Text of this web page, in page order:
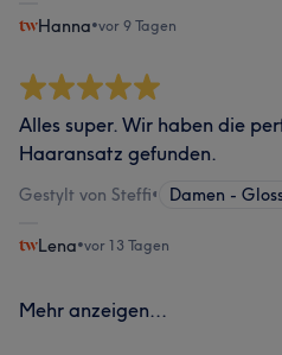
Hanna•vor 9 Tagen
Alles super. Wir haben die
Haaransatz gefunden.
Gestylt von Steffi• Damen -
Lena•vor 13 Tagen
Mehr anzeigen...